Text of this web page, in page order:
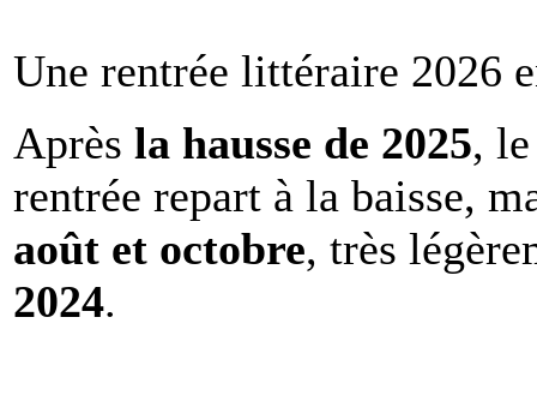
Une rentrée littéraire 2026
Après la hausse de 2025,
rentrée repart à la baisse,
août et octobre, très
2024.